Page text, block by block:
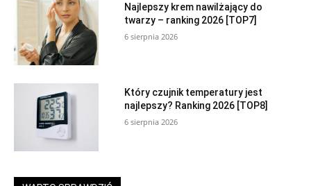
Najlepszy krem nawilżający do
twarzy – ranking 2026 [TOP7]
6 sierpnia 2026
Który czujnik temperatury jest
najlepszy? Ranking 2026 [TOP8]
6 sierpnia 2026